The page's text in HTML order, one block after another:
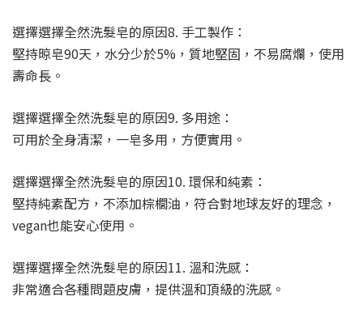
選擇選擇全然洗髮皂的原因8. 手工製作：
堅持晾皂90天，水分少於5%，質地堅固，不易腐爛，使用
壽命長。
選擇選擇全然洗髮皂的原因9. 多用途：
可用於全身清潔，一皂多用，方便實用。
選擇選擇全然洗髮皂的原因10. 環保和純素：
堅持純素配方，不添加棕櫚油，符合對地球友好的理念，
vegan也能安心使用。
選擇選擇全然洗髮皂的原因11. 溫和洗感：
非常適合各種問題皮膚，提供溫和頂級的洗感。